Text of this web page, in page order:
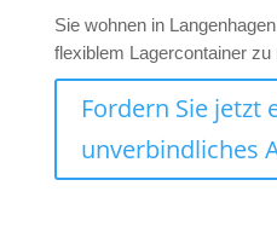
Sie wohnen in
flexiblem Lagercontainer zu
Fordern Sie jetzt
unverbindliches